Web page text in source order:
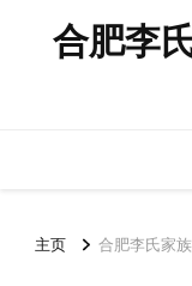
合肥李
主页 合肥李氏家